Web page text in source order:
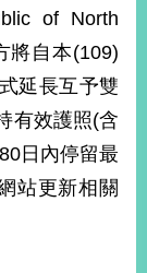
of North
將自本(109)
延長互予雙
有效護照(含
日內停留最
站更新相關